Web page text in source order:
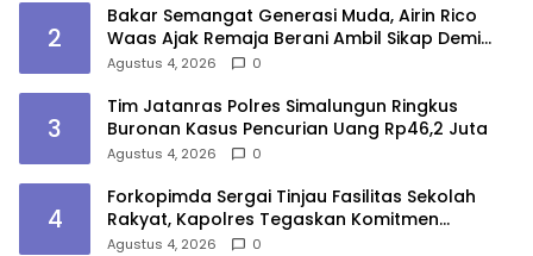
2
Bakar Semangat Generasi Muda, Airin Rico
Waas Ajak Remaja Berani Ambil Sikap Demi
Masa Depan
Agustus 4, 2026 0
3
Tim Jatanras Polres Simalungun Ringkus
Buronan Kasus Pencurian Uang Rp46,2 Juta
Agustus 4, 2026 0
4
Forkopimda Sergai Tinjau Fasilitas Sekolah
Rakyat, Kapolres Tegaskan Komitmen
Ciptakan Lingkungan Belajar Aman dan
Agustus 4, 2026 0